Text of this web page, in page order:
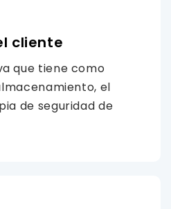
cliente
que tiene como
el
de seguridad de